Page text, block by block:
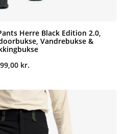
Herre Black Edition 2.0,
Vandrebukse &
kr.